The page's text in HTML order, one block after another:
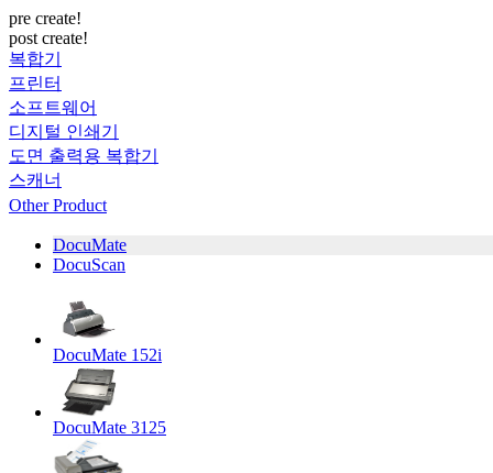
pre create!
post create!
복합기
프린터
소프트웨어
디지털 인쇄기
도면 출력용 복합기
스캐너
Other Product
DocuMate
DocuScan
DocuMate 152i
DocuMate 3125